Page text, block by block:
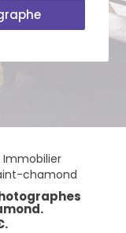
chamond